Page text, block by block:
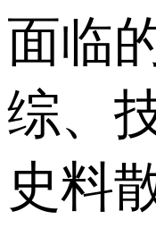
面临
综、
史料